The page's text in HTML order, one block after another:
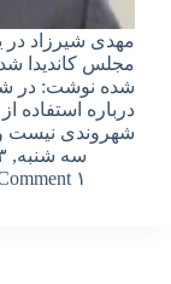
مهدی شیرزاد در
مجلس کاندیدا
شده نوشت: در
درباره استفاده
شهروندی نیست
سه شنبه, ۲۳ آبان ۱۴۰۲ – ۱۳:۱۸
۱ Comment